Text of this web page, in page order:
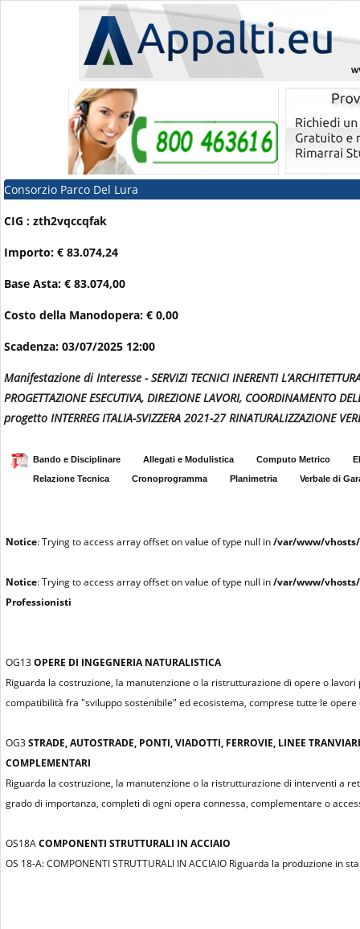
Consorzio Parco Del Lura
CIG : zth2vqccqfak
Importo: € 83.074,24
Base Asta: € 83.074,00
Costo della Manodopera: € 0,00
Scadenza: 03/07/2025 12:00
Manifestazione di Interesse - SERVIZI TECNICI INERENTI
PROGETTAZIONE ESECUTIVA, DIREZIONE LAVORI, COORDINAMENTO
progetto INTERREG ITALIA-SVIZZERA 2021-27 RINATURALIZZAZIONE
Bando e Disciplinare Allegati e Modulistica Computo Metrico
Relazione Tecnica
Cronoprogramma Planimetria Verbale di
Notice: Trying to access array offset on value of type null in/var/www/
Notice: Trying to access array offset on value of type null in/var/www/
Professionisti
OG13OPERE DI INGEGNERIA NATURALISTICA
Riguarda la costruzione, la manutenzione o la ristrutturazione di opere o
compatibilità fra "sviluppo sostenibile" ed ecosistema, comprese tutte le
OG3STRADE, AUTOSTRADE, PONTI, VIADOTTI, FERROVIE, LINEE
COMPLEMENTARI
Riguarda la costruzione, la manutenzione o la ristrutturazione di interventi a
grado di importanza, completi di ogni opera connessa, complementare o
OS18ACOMPONENTI STRUTTURALI IN ACCIAIO
OS 18-A: COMPONENTI STRUTTURALI IN ACCIAIO Riguarda la produzione